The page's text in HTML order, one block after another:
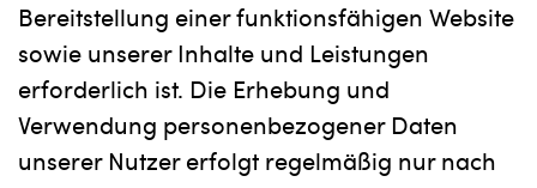
Bereitstellung einer funktionsfähigen Website
sowie unserer Inhalte und Leistungen
erforderlich ist. Die Erhebung und
Verwendung personenbezogener Daten
unserer Nutzer erfolgt regelmäßig nur nach